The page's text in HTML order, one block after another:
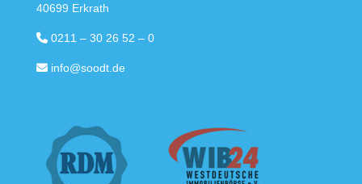
40699 Erkrath
0211 – 30 26 52 – 0
info@soodt.de